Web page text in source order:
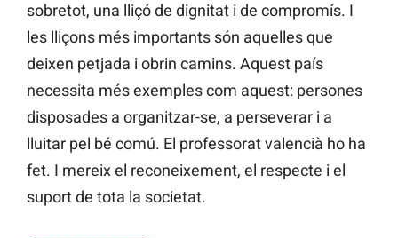
sobretot, una lliçó de dignitat i de compromís. I
les lliçons més importants són aquelles que
deixen petjada i obrin camins. Aquest país
necessita més exemples com aquest: persones
disposades a organitzar-se, a perseverar i a
lluitar pel bé comú. El professorat valencià ho ha
fet. I mereix el reconeixement, el respecte i el
suport de tota la societat.